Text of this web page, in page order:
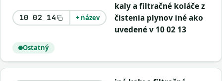
10 02 14 + název
kaly a filtračné koláče z
čistenia plynov iné ako
uvedené v 10 02 13
Ostatný